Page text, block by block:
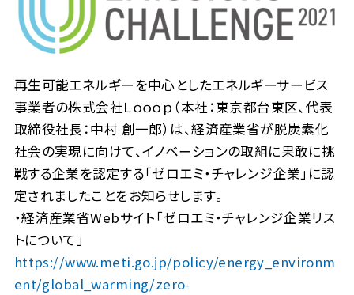
再生可能エネルギーを中心としたエネルギーサービス
事業者の株式会社Ｌｏｏｏｐ（本社：東京都台東区、代表
取締役社長：中村 創一郎）は、経済産業省が脱炭素化
社会の実現に向けて、イノベーションの取組に果敢に挑
戦する企業を認定する「ゼロエミ・チャレンジ企業」に認
定されましたことをお知らせします。
・経済産業省Webサイト「ゼロエミ・チャレンジ企業リス
トについて」
https://www.meti.go.jp/policy/energy_environm
ent/global_warming/zero-